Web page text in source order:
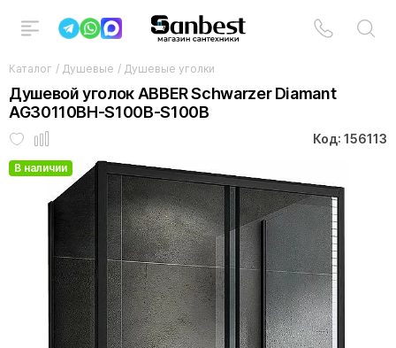
Каталог / Душевые / Душевые уголки
Душевой уголок ABBER Schwarzer Diamant
AG30110BH-S100B-S100B
Код: 156113
В наличии